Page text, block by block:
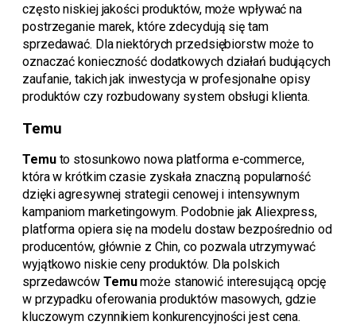
często niskiej jakości produktów, może wpływać na
postrzeganie marek, które zdecydują się tam
sprzedawać. Dla niektórych przedsiębiorstw może to
oznaczać konieczność dodatkowych działań budujących
zaufanie, takich jak inwestycja w profesjonalne opisy
produktów czy rozbudowany system obsługi klienta.
Temu
Temuto stosunkowo nowa platforma e-commerce,
która w krótkim czasie zyskała znaczną popularność
dzięki agresywnej strategii cenowej i intensywnym
kampaniom marketingowym. Podobnie jak Aliexpress,
platforma opiera się na modelu dostaw bezpośrednio od
producentów, głównie z Chin, co pozwala utrzymywać
wyjątkowo niskie ceny produktów. Dla polskich
sprzedawców Temumoże stanowić interesującą opcję
w przypadku oferowania produktów masowych, gdzie
kluczowym czynnikiem konkurencyjności jest cena.